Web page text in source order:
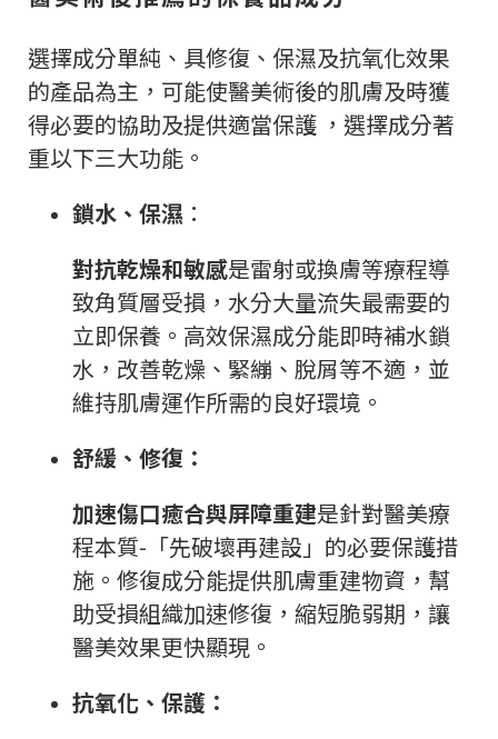
選擇成分單純、具修復、保濕及抗氧化效果
的產品為主，可能使醫美術後的肌膚及時獲
得必要的協助及提供適當保護 ，選擇成分著
重以下三大功能。
鎖水、保濕 ：
對抗乾燥和敏感是雷射或換膚等療程導
致角質層受損，水分大量流失最需要的
立即保養。高效保濕成分能即時補水鎖
水，改善乾燥、緊繃、脫屑等不適，並
維持肌膚運作所需的良好環境。
舒緩、修復：
加速傷口癒合與屏障重建是針對醫美療
程本質-「先破壞再建設」的必要保護措
施。修復成分能提供肌膚重建物資，幫
助受損組織加速修復，縮短脆弱期，讓
醫美效果更快顯現。
抗氧化、保護：